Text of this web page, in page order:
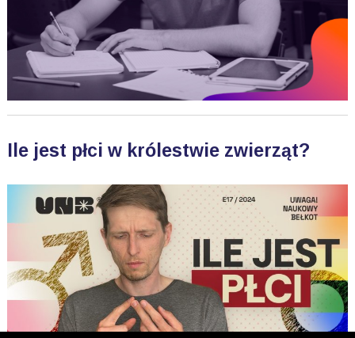
Ile jest płci w królestwie zwierząt?